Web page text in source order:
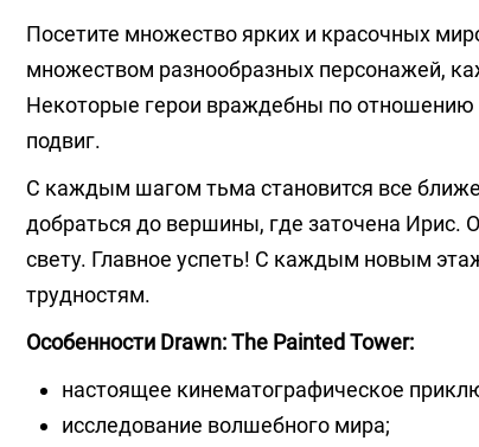
Посетите множество ярких и красочных
множеством разнообразных персонажей,
Некоторые герои враждебны по отношению
подвиг.
С каждым шагом тьма становится все
добраться до вершины, где заточена Ирис.
свету. Главное успеть! С каждым новым
трудностям.
Особенности Drawn: The Painted Tower:
настоящее кинематографическое
исследование волшебного мира;